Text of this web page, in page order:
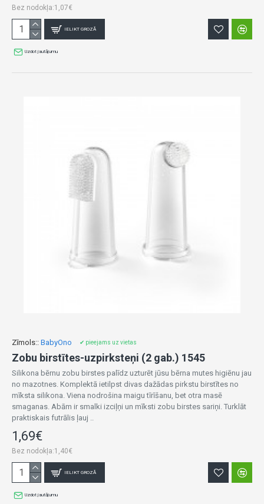
Bez nodokļa:1,07€
IELIKT GROZĀ
Uzdot jautājumu
Zīmols:: BabyOno ✔ pieejams uz vietas
Zobu birstītes-uzpirksteņi (2 gab.) 1545
Silikona bērnu zobu birstes palīdz uzturēt jūsu bērna mutes higiēnu jau
no mazotnes. Komplektā ietilpst divas dažādas pirkstu birstītes no
mīksta silikona. Viena nodrošina maigu tīrīšanu, bet otra masē
smaganas. Abām ir smalki izciļņi un mīksti zobu birstes sariņi. Turklāt
praktiskais futrālis ļauj ..
1,69€
Bez nodokļa:1,40€
IELIKT GROZĀ
Uzdot jautājumu